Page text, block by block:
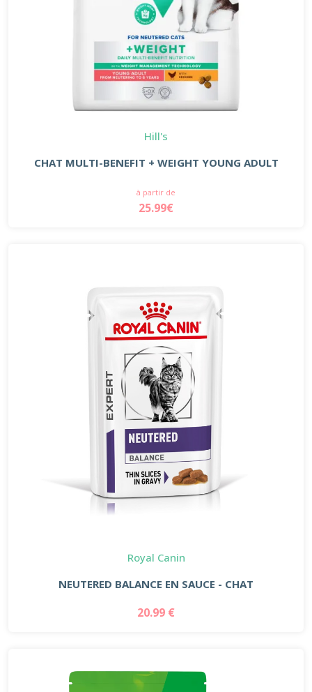
Hill's
CHAT MULTI-BENEFIT + WEIGHT YOUNG ADULT
à partir de
25.99€
Royal Canin
NEUTERED BALANCE EN SAUCE - CHAT
20.99 €